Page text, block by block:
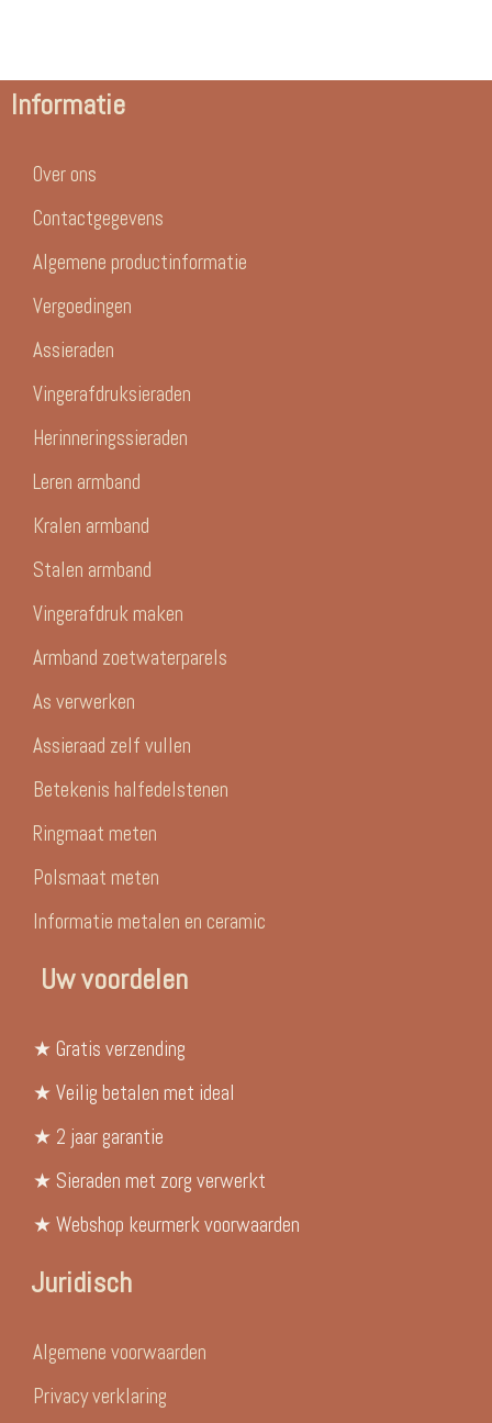
Informatie
Over ons
Contactgegevens
Algemene productinformatie
Vergoedingen
Assieraden
Vingerafdruksieraden
Herinneringssieraden
Leren armband
Kralen armband
Stalen armband
Vingerafdruk maken
Armband zoetwaterparels
As verwerken
Assieraad zelf vullen
Betekenis halfedelstenen
Ringmaat meten
Polsmaat meten
Informatie metalen en ceramic
Uw voordelen
★ Gratis verzending
★ Veilig betalen met ideal
★ 2 jaar garantie
★ Sieraden met zorg verwerkt
★ Webshop keurmerk voorwaarden
Juridisch
Algemene voorwaarden
Privacy verklaring